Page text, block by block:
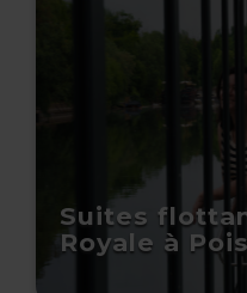
Suites
Royale à